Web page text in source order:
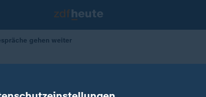
gehen weiter
Gespräche gehen weiter